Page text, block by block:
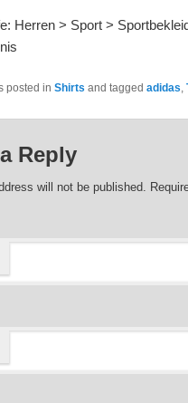
Herren > Sport >
posted in Shirts and tagged adidas,
Reply
will not be published.